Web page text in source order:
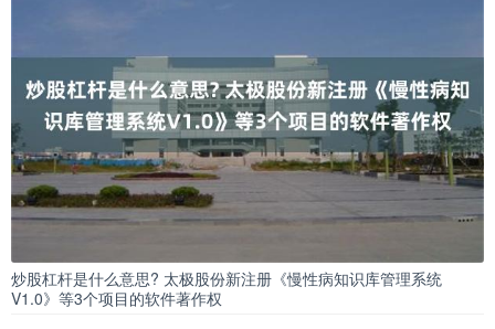
炒股杠杆是什么意思? 太极股份新注册《慢性病知识库管理系统
V1.0》等3个项目的软件著作权